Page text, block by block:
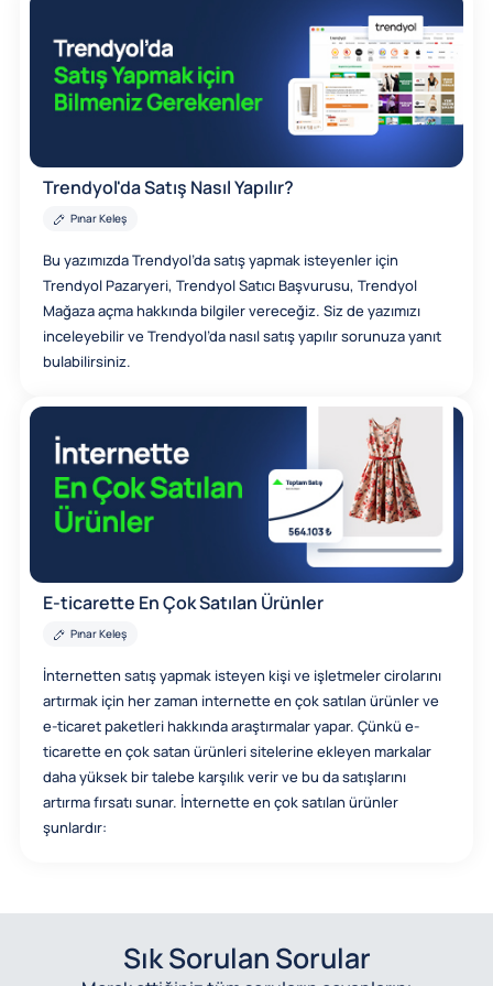
Trendyol'da Satış Nasıl Yapılır?
Pınar Keleş
Bu yazımızda Trendyol’da satış yapmak isteyenler için
Trendyol Pazaryeri, Trendyol Satıcı Başvurusu, Trendyol
Mağaza açma hakkında bilgiler vereceğiz. Siz de yazımızı
inceleyebilir ve Trendyol’da nasıl satış yapılır sorunuza yanıt
bulabilirsiniz.
E-ticarette En Çok Satılan Ürünler
Pınar Keleş
İnternetten satış yapmak isteyen kişi ve işletmeler cirolarını
artırmak için her zaman internette en çok satılan ürünler ve
e-ticaret paketleri hakkında araştırmalar yapar. Çünkü e-
ticarette en çok satan ürünleri sitelerine ekleyen markalar
daha yüksek bir talebe karşılık verir ve bu da satışlarını
artırma fırsatı sunar. İnternette en çok satılan ürünler
şunlardır:
Sık Sorulan Sorular